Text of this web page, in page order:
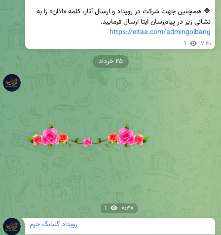
نشانی زیر در پیام‌رسان ایتا ارسال فرمایید.
https://eitaa.com/admingolbang
1 ۷:۴۰
1 ۸:۳۷
۲۵ خرداد
رویداد گلبانگ حرم